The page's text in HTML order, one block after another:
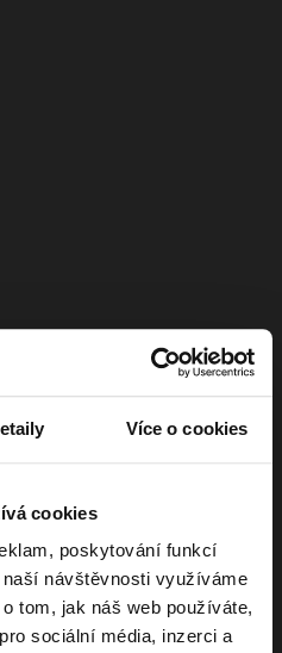
Více o cookies
cookies
poskytování funkcí
návštěvnosti využíváme
tom, jak náš web používáte,
sociální média, inzerci a